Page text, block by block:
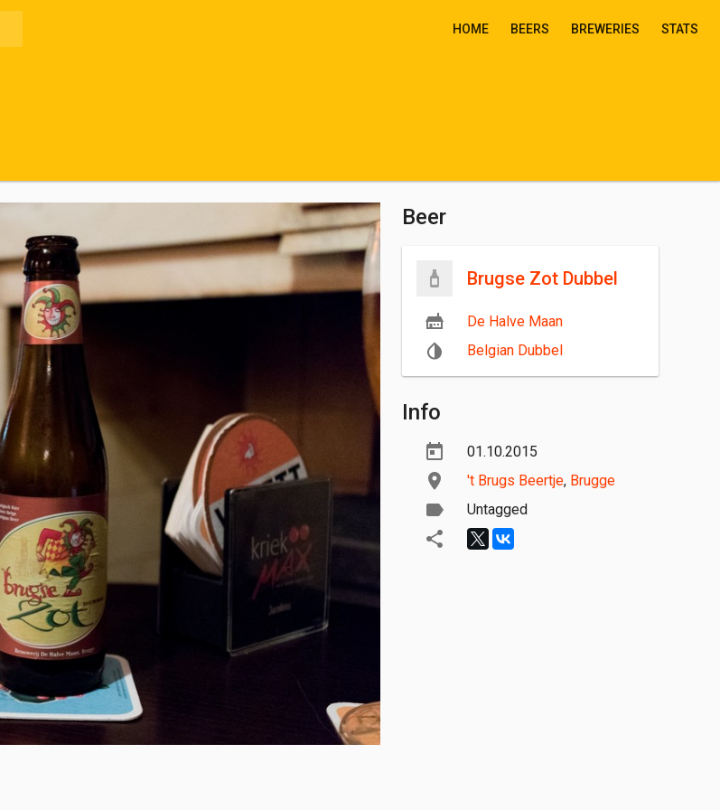
HOME BEERS BREWERIES STATS
Beer
Brugse Zot Dubbel
De Halve Maan
Belgian Dubbel
Info
01.10.2015
't Brugs Beertje, Brugge
Untagged